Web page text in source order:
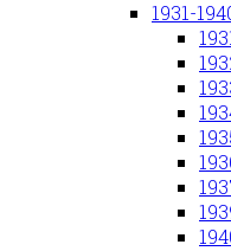
1931-